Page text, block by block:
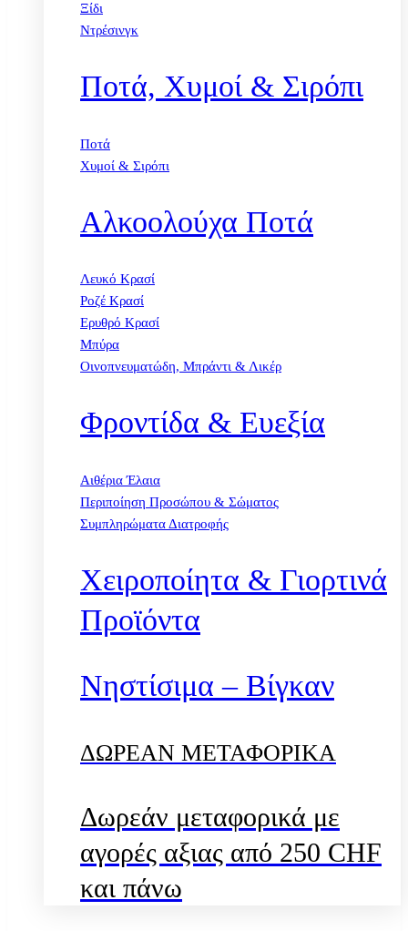
Ξίδι
Ντρέσινγκ
Ποτά, Χυμοί & Σιρόπι
Ποτά
Χυμοί & Σιρόπι
Αλκοολούχα Ποτά
Λευκό Κρασί
Ροζέ Κρασί
Ερυθρό Κρασί
Μπύρα
Οινοπνευματώδη, Μπράντι & Λικέρ
Φροντίδα & Ευεξία
Αιθέρια Έλαια
Περιποίηση Προσώπου & Σώματος
Συμπληρώματα Διατροφής
Χειροποίητα & Γιορτινά
Προϊόντα
Νηστίσιμα – Βίγκαν
ΔΩΡΕΑΝ ΜΕΤΑΦΟΡΙΚΑ
Δωρεάν μεταφορικά με
αγορές αξιας από 250 CHF
και πάνω